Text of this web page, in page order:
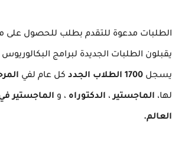
الطلبات مدعوة للتقدم بطلب للحصول على منحة جامعة ستانفورد
يقبلون الطلبات الجديدة لبرامج
يسجل 1700 الطلاب الجدد كل عام لفي
لها، الماجستير، الدكتوراه ، و الماجستير
العالم.